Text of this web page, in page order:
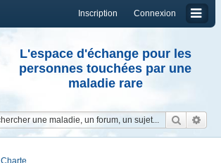
Connexion
Inscription
L'espace d'échange pour les
personnes touchées par une
maladie rare
Charte